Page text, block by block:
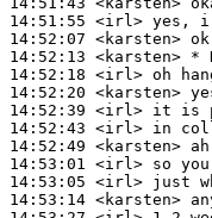
14:51:55 <irl>
14:52:07 <karsten>
14:52:13 <karsten>
14:52:18 <irl>
14:52:20 <karsten>
14:52:39 <irl>
14:52:43 <irl>
14:52:49 <karsten>
14:53:01 <irl>
14:53:05 <irl>
14:53:14 <karsten>